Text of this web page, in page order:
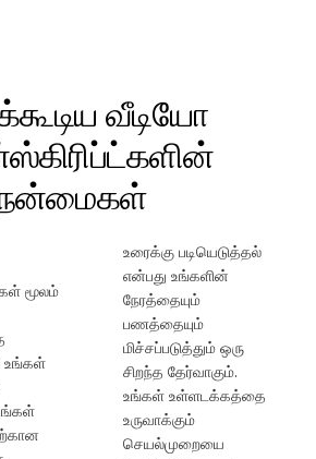
வீடியோ
மூலம்
உங்கள்
உரைக்கு படியெடுத்தல்
என்பது உங்களின்
நேரத்தையும்
பணத்தையும்
மிச்சப்படுத்தும் ஒரு
சிறந்த தேர்வாகும்.
உங்கள் உள்ளடக்கத்தை
உருவாக்கும்
செயல்முறையை